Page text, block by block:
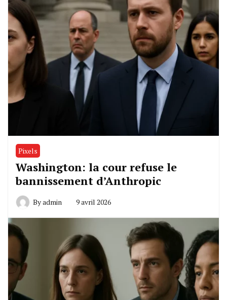
Pixels
Washington: la cour refuse le
bannissement d’Anthropic
Byadmin 9 avril 2026